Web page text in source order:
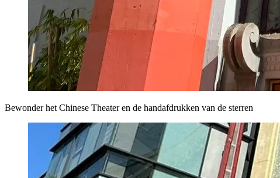
Bewonder het Chinese Theater en de handafdrukken van de sterren